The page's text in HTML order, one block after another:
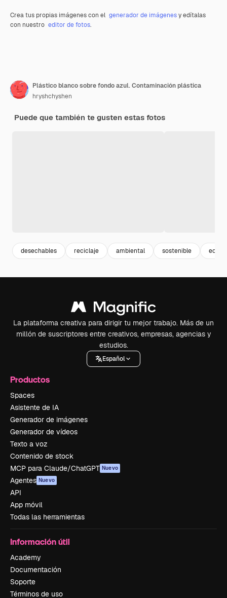
Crea tus propias imágenes con el generador de imágenesy edítalas
con nuestro editor de fotos.
Plástico blanco sobre fondo azul. Contaminación plástica
hryshchyshen
Puede que también te gusten estas fotos
desechables reciclaje ambiental sostenible
La plataforma creativa para dirigir tu mejor trabajo. Más de un
millón de suscriptores entre creativos, empresas, agencias y
estudios.
Español
Productos
Spaces
Asistente de IA
Generador de imágenes
Generador de vídeos
Texto a voz
Contenido de stock
MCP para Claude/ChatGPT Nuevo
Agentes Nuevo
API
App móvil
Todas las herramientas
Información útil
Academy
Documentación
Soporte
Términos de uso